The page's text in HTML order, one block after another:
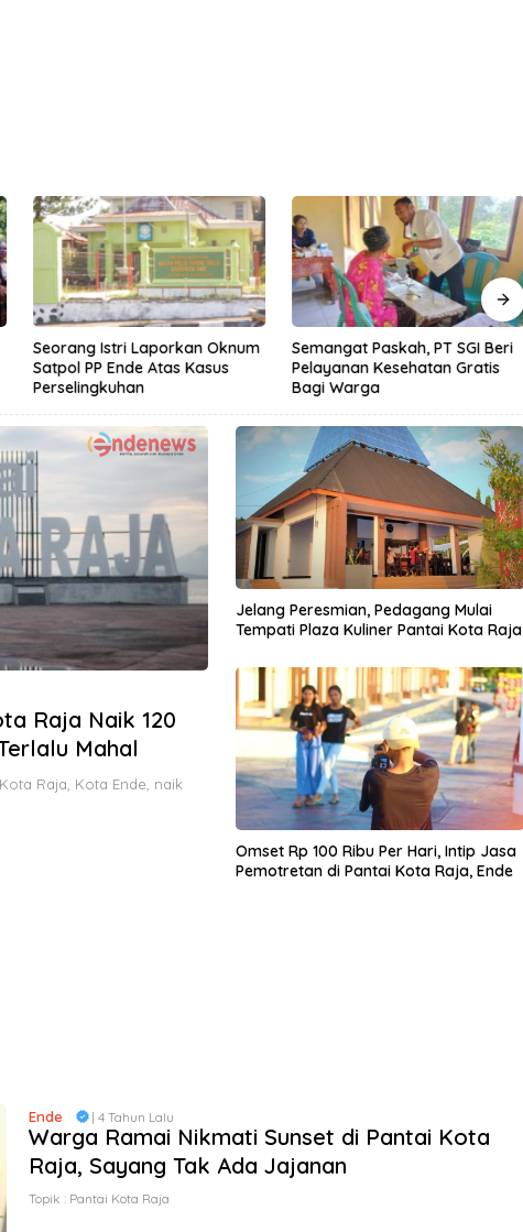
Seorang Istri Laporkan Oknum
Satpol PP Ende Atas Kasus
Perselingkuhan
Semangat Paskah, PT SGI Beri
Pelayanan Kesehatan Gratis
Bagi Warga
Raja Naik 120
Mahal
Raja, Kota Ende, naik
Jelang Peresmian, Pedagang Mulai
Tempati Plaza Kuliner Pantai Kota Raja
Omset Rp 100 Ribu Per Hari, Intip Jasa
Pemotretan di Pantai Kota Raja, Ende
Ende | 4 Tahun Lalu
Warga Ramai Nikmati Sunset di Pantai Kota
Raja, Sayang Tak Ada Jajanan
Topik : Pantai Kota Raja